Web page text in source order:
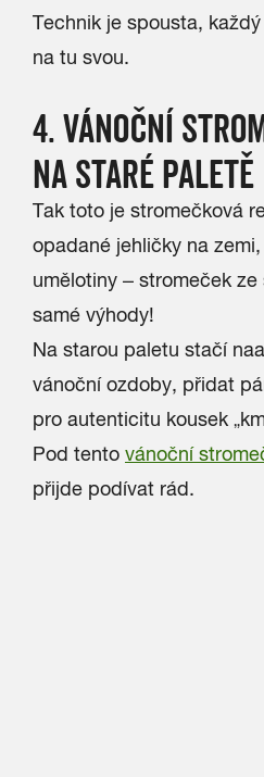
Technik je spousta,
na tu svou.
4. VÁNOČNÍ
NA STARÉ PALETĚ
Tak toto je stromečková
opadané jehličky na
umělotiny – stromeček
samé výhody!
Na starou paletu stačí
vánoční ozdoby, přidat
pro autenticitu kousek
Pod tento vánoční
přijde podívat rád.